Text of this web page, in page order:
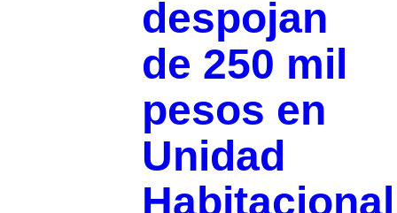
despojan
de 250 mil
pesos en
Unidad
Habitacional